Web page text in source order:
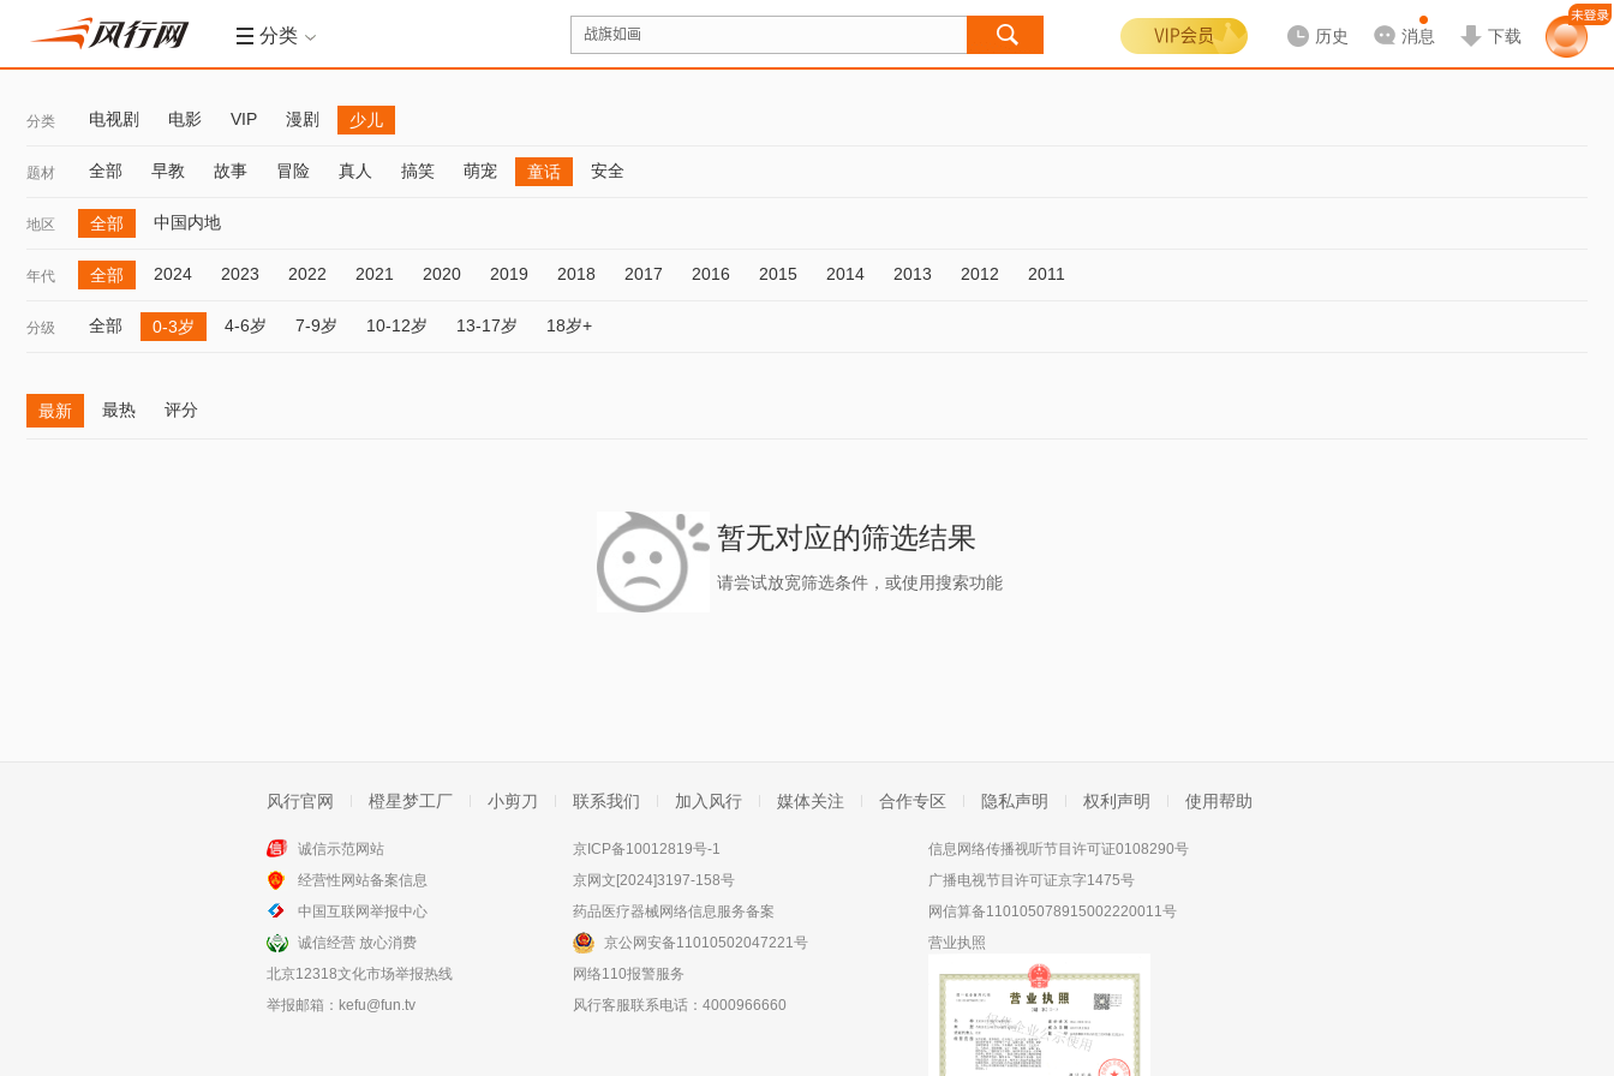
分类 历史 消息 下载
分类 电视剧 电影 VIP 漫剧 少儿
题材 全部 早教 故事 冒险 真人 搞笑 萌宠 童话 安全
地区 全部 中国内地
年代 全部 2024 2023 2022 2021 2020 2019 2018 2017 2016 2015 2014 2013 2012 2011
分级 全部 0-3岁 4-6岁 7-9岁 10-12岁 13-17岁 18岁+
最新 最热 评分
暂无对应的筛选结果
请尝试放宽筛选条件，或使用搜索功能
风行官网 橙星梦工厂 小剪刀 联系我们 加入风行 媒体关注 合作专区 隐私声明 权利声明 使用帮助
诚信示范网站
经营性网站备案信息
中国互联网举报中心
诚信经营 放心消费
北京12318文化市场举报热线
举报邮箱： kefu@fun.tv
京ICP备10012819号-1
京网文[2024]3197-158号
药品医疗器械网络信息服务备案
京公网安备11010502047221号
网络110报警服务
风行客服联系电话：4000966660
信息网络传播视听节目许可证0108290号
广播电视节目许可证京字1475号
网信算备110105078915002220011号
营业执照